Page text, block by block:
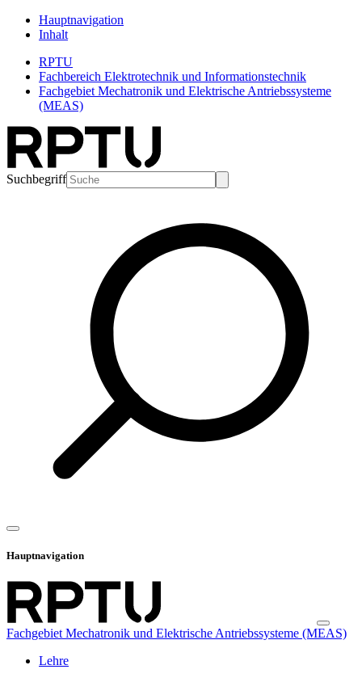
Hauptnavigation
Inhalt
RPTU
Fachbereich Elektrotechnik und Informationstechnik
Fachgebiet Mechatronik und Elektrische Antriebssysteme
(MEAS)
Suchbegriff
Hauptnavigation
Fachgebiet Mechatronik und Elektrische Antriebssysteme (MEAS)
Lehre